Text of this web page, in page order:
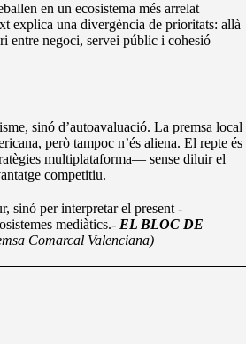
en un ecosistema més arrelat
explica una divergència de prioritats: allà
entre negoci, servei públic i cohesió
sinó d’autoavaluació. La premsa local
però tampoc n’és aliena. El repte és
multiplataforma— sense diluir el
competitiu.
sinó per interpretar el present -
mediàtics.- EL BLOC DE
Comarcal Valenciana)